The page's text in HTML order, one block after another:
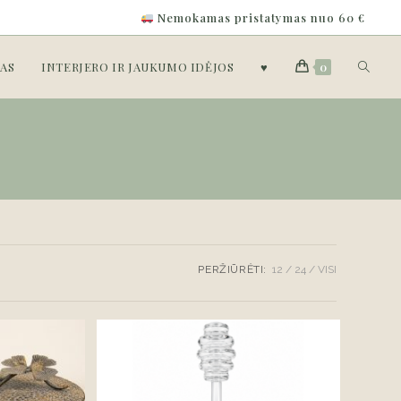
Nemokamas pristatymas nuo 60 €
INTERJERO IR JAUKUMO IDĖJOS ♥ 0 Toggle
PERŽIŪRĖTI: 12 24 VISI